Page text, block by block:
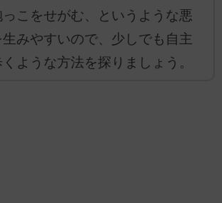
っこをせがむ、というような悪
みやすいので、少しでも自主
ような方法を探りましょう。